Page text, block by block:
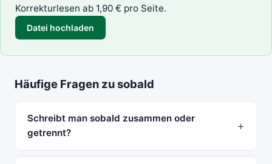
Korrekturlesen ab 1,90 € pro Seite.
Datei hochladen
Häufige Fragen zu sobald
Schreibt man sobald zusammen oder
getrennt?